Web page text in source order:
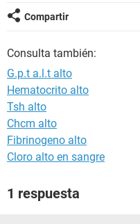
Compartir
Consulta también:
G.p.t a.l.t alto
Hematocrito alto
Tsh alto
Chcm alto
Fibrinogeno alto
Cloro alto en sangre
1 respuesta